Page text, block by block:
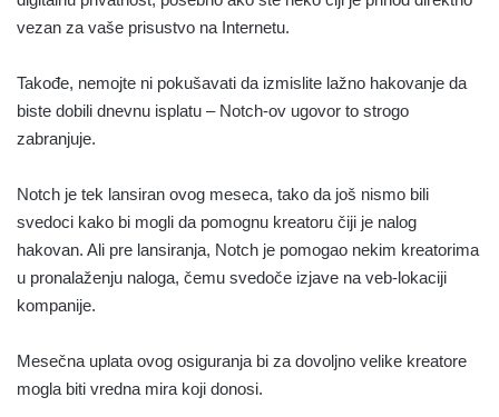
vezan za vaše prisustvo na Internetu.
Takođe, nemojte ni pokušavati da izmislite lažno hakovanje da
biste dobili dnevnu isplatu – Notch-ov ugovor to strogo
zabranjuje.
Notch je tek lansiran ovog meseca, tako da još nismo bili
svedoci kako bi mogli da pomognu kreatoru čiji je nalog
hakovan. Ali pre lansiranja, Notch je pomogao nekim kreatorima
u pronalaženju naloga, čemu svedoče izjave na veb-lokaciji
kompanije.
Mesečna uplata ovog osiguranja bi za dovoljno velike kreatore
mogla biti vredna mira koji donosi.